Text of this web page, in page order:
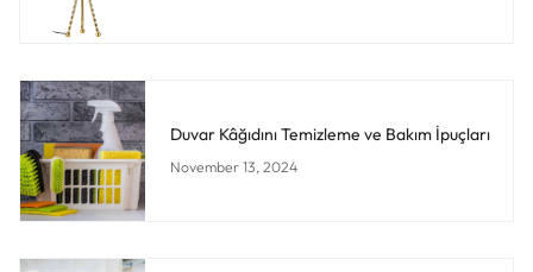
Duvar Kâğıdını Temizleme ve Bakım İpuçları
November 13, 2024